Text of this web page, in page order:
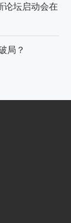
论坛启动会在
局？